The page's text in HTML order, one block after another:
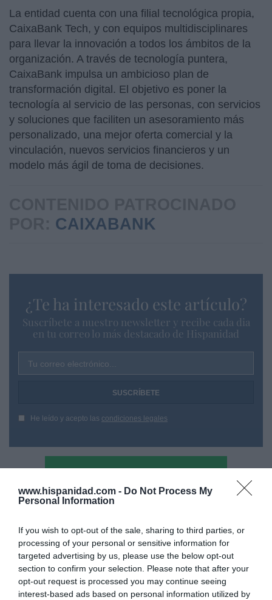
www.hispanidad.com - Do Not Process My
Personal Information
If you wish to opt-out of the sale, sharing to third parties, or
processing of your personal or sensitive information for
targeted advertising by us, please use the below opt-out
section to confirm your selection. Please note that after your
opt-out request is processed you may continue seeing
interest-based ads based on personal information utilized by
La entidad cuenta con una filial tecnológica propia,
CaixaBank Tech, y con equipos multidisciplinares
para llevar la innovación a todos los ámbitos de la
organización. A través de tecnología puntera,
CaixaBank impulsa un ambicioso plan de
transformación digital. El objetivo es poner la
tecnología al servicio de las personas, con servicios
y soluciones que faciliten un asesoramiento más
personalizado, una mejor oferta comercial y la
vinculación, nuevos servicios financieros y un
modelo más ágil de toma de decisiones.
CAIXABANK
¿Te ha interesado este artículo?
Suscríbete a nuestro newsletter y recibe cada dia
en tu correo lo más destacado de Hispanidad
Tu correo electrónico...
He leído y acepto las condiciones legales